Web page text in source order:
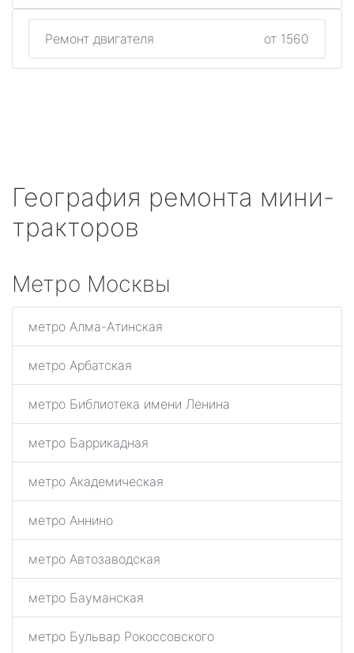
Ремонт двигателя от 1560
География ремонта мини-
тракторов
Метро Москвы
метро Алма-Атинская
метро Арбатская
метро Библиотека имени Ленина
метро Баррикадная
метро Академическая
метро Аннино
метро Автозаводская
метро Бауманская
метро Бульвар Рокоссовского